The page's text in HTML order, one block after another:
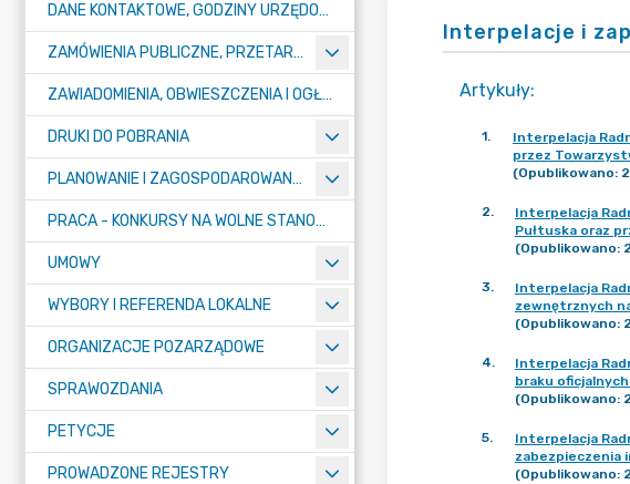
DANE KONTAKTOWE, GODZINY URZĘDOWANIA I NUMER KONTA BANKOWEGO
ZAMÓWIENIA PUBLICZNE, PRZETARGI, KONKURSY
ZAWIADOMIENIA, OBWIESZCZENIA I OGŁOSZENIA
DRUKI DO POBRANIA
PLANOWANIE I ZAGOSPODAROWANIE PRZESTRZENNE
PRACA - KONKURSY NA WOLNE STANOWISKA
UMOWY
WYBORY I REFERENDA LOKALNE
ORGANIZACJE POZARZĄDOWE
SPRAWOZDANIA
PETYCJE
PROWADZONE REJESTRY
Interpelacje i
Artykuły:
1.
Interpelacja
przez
(Opublikowano:
2.
Interpelacja
Pułtuska oraz
(Opublikowano:
3.
Interpelacja
zewnętrznych
(Opublikowano:
4.
Interpelacja
braku
(Opublikowano:
5.
Interpelacja
zabezpieczenia
(Opublikowano: